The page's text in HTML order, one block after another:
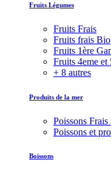
Fruits Légumes
Fruits Frais
Fruits frais Bio
Fruits 1ère
Fruits 4eme et
+ 8 autres
Produits de la mer
Poissons Frais
Poissons et
Boissons